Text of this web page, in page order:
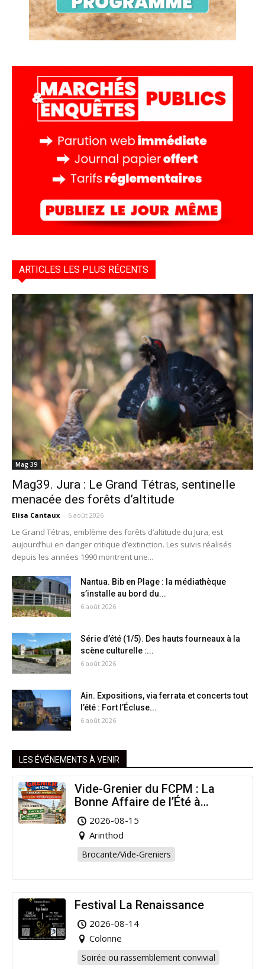
ARTICLES LES PLUS RÉCENTS
Mag 39
Mag39. Jura : Le Grand Tétras, sentinelle
menacée des forêts d’altitude
Elisa Cantaux - 6 août 2026
Le Grand Tétras, emblème des forêts d’altitude du Jura, est
aujourd’hui en danger critique d’extinction. Les suivis réalisés
depuis les années 1990 montrent une...
Nantua. Bib en Plage : la médiathèque
s’installe au bord du...
6 août 2026
Série d’été (1/5). Des hauts fourneaux à la
scène culturelle :...
6 août 2026
Ain. Expositions, via ferrata et concerts tout
l’été : Fort l’Écluse...
6 août 2026
LES ÉVÉNEMENTS À VENIR
Vide-Grenier du FCPM : La
Bonne Affaire de l’Été à
Arinthod !
2026-08-15
Arinthod
Brocante/Vide-Greniers
Festival La Renaissance
2026-08-14
Colonne
Soirée ou rassemblement convivial